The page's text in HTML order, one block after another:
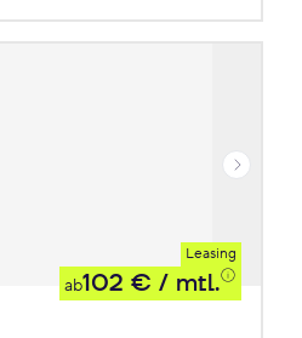
Leasing
ab102 € / mtl.